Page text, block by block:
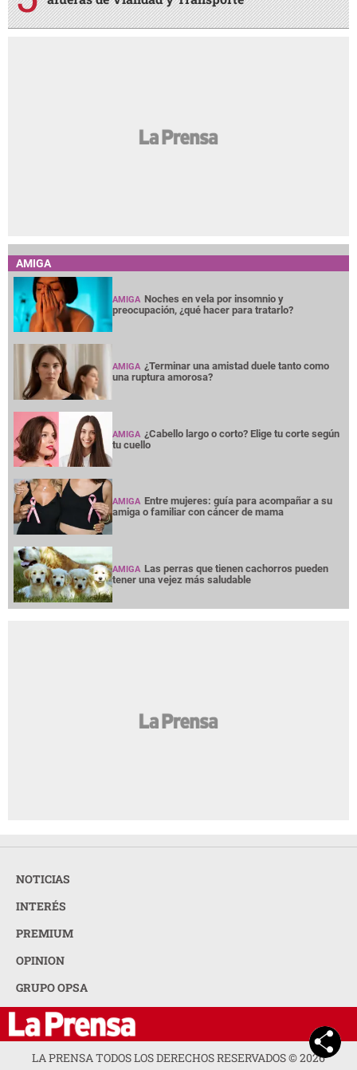
AMIGA
AMIGA Noches en vela por insomnio y
preocupación, ¿qué hacer para tratarlo?
AMIGA ¿Terminar una amistad duele tanto como
una ruptura amorosa?
AMIGA ¿Cabello largo o corto? Elige tu corte según
tu cuello
AMIGA Entre mujeres: guía para acompañar a su
amiga o familiar con cáncer de mama
AMIGA Las perras que tienen cachorros pueden
tener una vejez más saludable
NOTICIAS
INTERÉS
PREMIUM
OPINION
GRUPO OPSA
LA PRENSA TODOS LOS DERECHOS RESERVADOS ©2026